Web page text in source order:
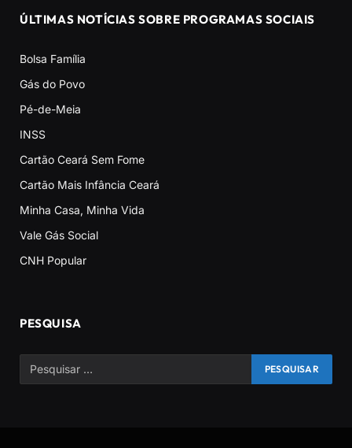
ÚLTIMAS NOTÍCIAS SOBRE PROGRAMAS SOCIAIS
Bolsa Família
Gás do Povo
Pé-de-Meia
INSS
Cartão Ceará Sem Fome
Cartão Mais Infância Ceará
Minha Casa, Minha Vida
Vale Gás Social
CNH Popular
PESQUISA